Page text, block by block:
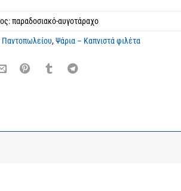
παραδοσιακό-αυγοτάραχο
Παντοπωλείου,Ψάρια – Καπνιστά φιλέτα